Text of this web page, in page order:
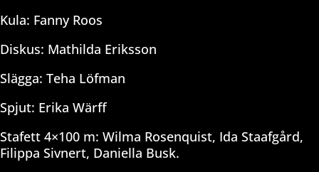
Kula: Fanny Roos
Diskus: Mathilda Eriksson
Slägga: Teha Löfman
Spjut: Erika Wärff
Stafett 4×100 m: Wilma Rosenquist, Ida Staafgård,
Filippa Sivnert, Daniella Busk.